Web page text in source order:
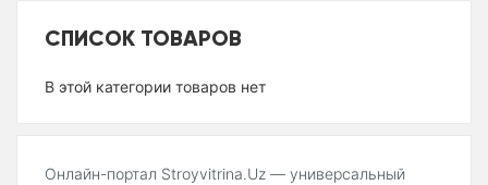
СПИСОК ТОВАРОВ
В этой категории товаров нет
Онлайн-портал Stroyvitrina.Uz — универсальный